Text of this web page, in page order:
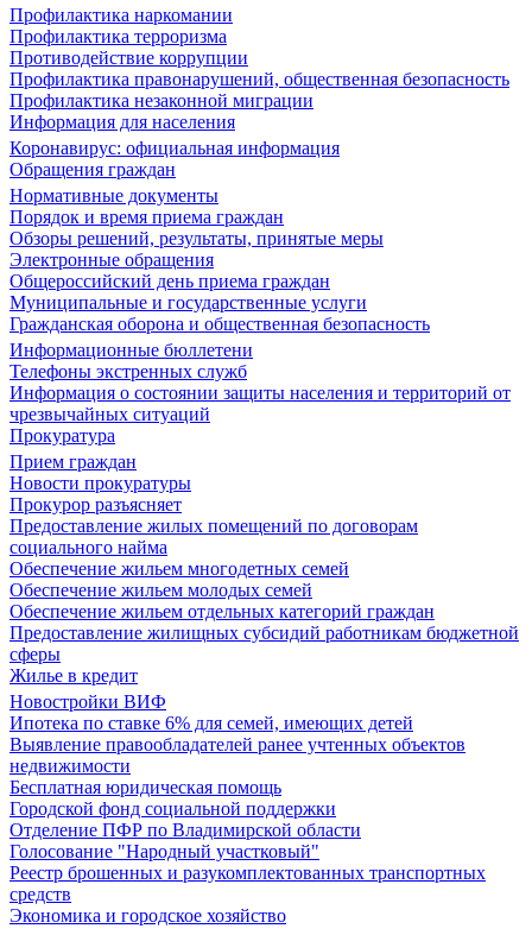
Профилактика наркомании
Профилактика терроризма
Противодействие коррупции
Профилактика правонарушений, общественная безопасность
Профилактика незаконной миграции
Информация для населения
Коронавирус: официальная информация
Обращения граждан
Нормативные документы
Порядок и время приема граждан
Обзоры решений, результаты, принятые меры
Электронные обращения
Общероссийский день приема граждан
Муниципальные и государственные услуги
Гражданская оборона и общественная безопасность
Информационные бюллетени
Телефоны экстренных служб
Информация о состоянии защиты населения и территорий от
чрезвычайных ситуаций
Прокуратура
Прием граждан
Новости прокуратуры
Прокурор разъясняет
Предоставление жилых помещений по договорам
социального найма
Обеспечение жильем многодетных семей
Обеспечение жильем молодых семей
Обеспечение жильем отдельных категорий граждан
Предоставление жилищных субсидий работникам бюджетной
сферы
Жилье в кредит
Новостройки ВИФ
Ипотека по ставке 6% для семей, имеющих детей
Выявление правообладателей ранее учтенных объектов
недвижимости
Бесплатная юридическая помощь
Городской фонд социальной поддержки
Отделение ПФР по Владимирской области
Голосование "Народный участковый"
Реестр брошенных и разукомплектованных транспортных
средств
Экономика и городское хозяйство